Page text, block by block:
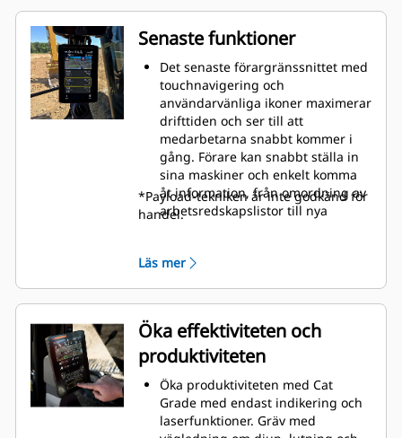
Senaste funktioner
Det senaste förargränssnittet med
touchnavigering och
användarvänliga ikoner maximerar
drifttiden och ser till att
medarbetarna snabbt kommer i
gång. Förare kan snabbt ställa in
sina maskiner och enkelt komma
åt information, från omordning av
arbetsredskapslistor till nya
Med det nya gränssnittet kan
utan att kompromissa med
Möjligheten att lägga in fästen och
redskap i systemet gör det smidigt
arbetsredskap och minska
kalibreringstiden avsevärt. Det
eliminerar också behovet av nya
*Payload-tekniken är inte godkänd för
handel.
Läs mer
Öka effektiviteten och
produktiviteten
Öka produktiviteten med Cat
Grade med endast indikering och
laserfunktioner. Gräv med